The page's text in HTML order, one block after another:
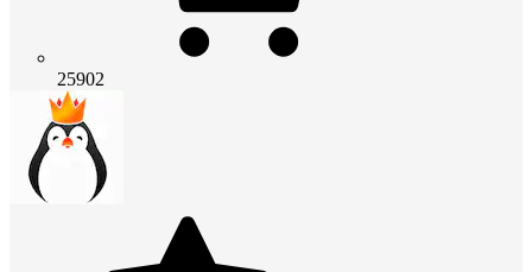
25902